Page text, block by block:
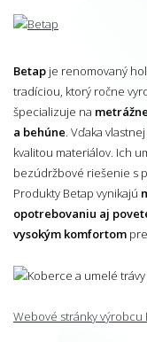
Betap je renomovaný
tradíciou, ktorý ročne
špecializuje na
a behúne . Vďaka
kvalitou materiálov. Ich
bezúdržbové riešenie s
Produkty Betap vynikajú
opotrebovaniu aj
vysokým komfortom
Webové stránky výrobcu